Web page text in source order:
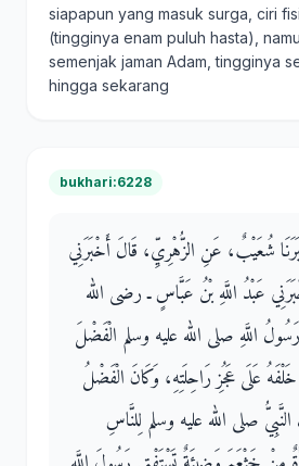
siapapun yang masuk surga, ciri
(tingginya enam puluh hasta),
semenjak jaman Adam, tingginya
hingga sekarang
bukhari:6228
شُعَيْبٌ، عَنِ الزُّهْرِيِّ، قَالَ أَخْبَرَنِي
عَبْدُ اللَّهِ بْنُ عَبَّاسٍ ـ رضى الله
اللَّهِ صلى الله عليه وسلم الْفَضْلَ
عَلَى عَجُزِ رَاحِلَتِهِ، وَكَانَ الْفَضْلُ
صلى الله عليه وسلم لِلنَّاسِ